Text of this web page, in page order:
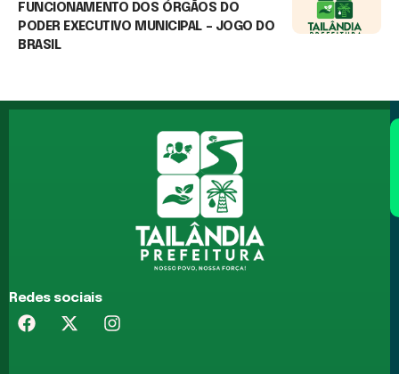
FUNCIONAMENTO DOS ÓRGÃOS DO
PODER EXECUTIVO MUNICIPAL – JOGO DO
BRASIL
Redes sociais